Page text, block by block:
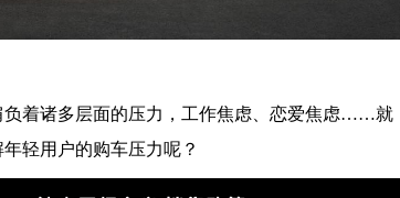
负着诸多层面的压力，工作焦虑、恋爱焦虑……就
轻用户的购车压力呢？